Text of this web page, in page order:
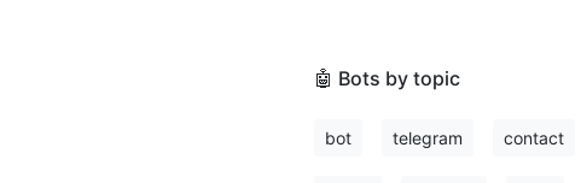
🤖 Bots by topic
bot telegram contact